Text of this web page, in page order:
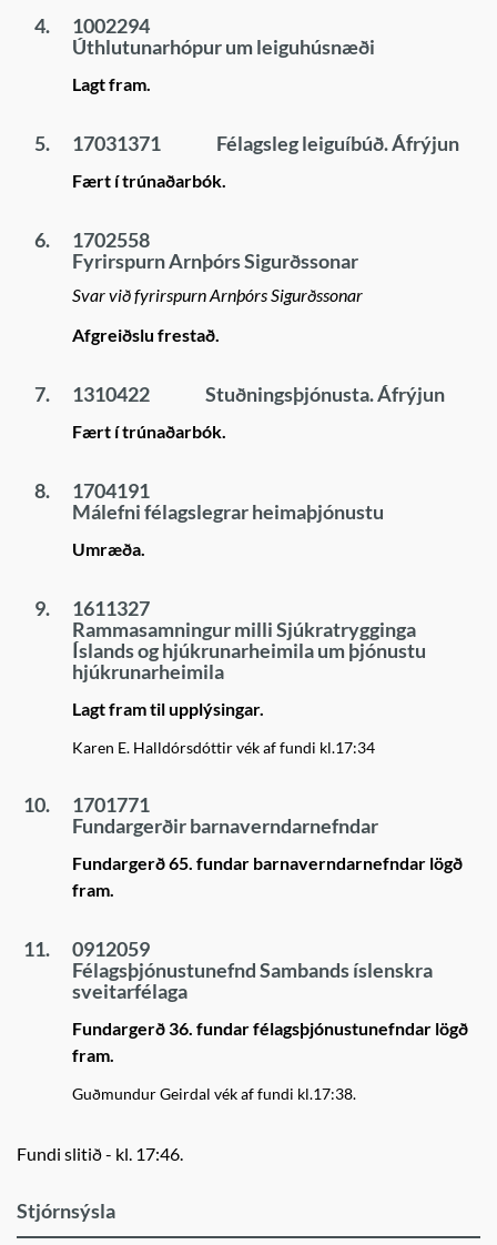
4.
1002294
Úthlutunarhópur um leiguhúsnæði
Lagt fram.
5. 17031371 Félagsleg leiguíbúð. Áfrýjun
Fært í trúnaðarbók.
6.
1702558
Fyrirspurn Arnþórs Sigurðssonar
Svar við fyrirspurn Arnþórs Sigurðssonar
Afgreiðslu frestað.
7. 1310422 Stuðningsþjónusta. Áfrýjun
Fært í trúnaðarbók.
8.
1704191
Málefni félagslegrar heimaþjónustu
Umræða.
9.
1611327
Rammasamningur milli Sjúkratrygginga
Íslands og hjúkrunarheimila um þjónustu
hjúkrunarheimila
Lagt fram til upplýsingar.
Karen E. Halldórsdóttir vék af fundi kl.17:34
10.
1701771
Fundargerðir barnaverndarnefndar
Fundargerð 65. fundar barnaverndarnefndar lögð
fram.
11.
0912059
Félagsþjónustunefnd Sambands íslenskra
sveitarfélaga
Fundargerð 36. fundar félagsþjónustunefndar lögð
fram.
Guðmundur Geirdal vék af fundi kl.17:38.
Fundi slitið - kl. 17:46.
Stjórnsýsla